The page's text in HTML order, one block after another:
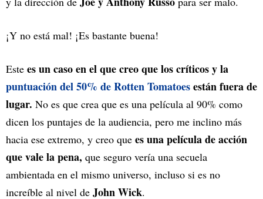
¡Y no está mal! ¡Es bastante buena!
Este es un caso en el que creo que los críticos y la
puntuación del 50% de Rotten Tomatoesestán fuera de
lugar. No es que crea que es una película al 90% como
dicen los puntajes de la audiencia, pero me inclino más
hacia ese extremo, y creo que es una película de acción
que vale la pena, que seguro vería una secuela
ambientada en el mismo universo, incluso si es no
increíble al nivel de John Wick.